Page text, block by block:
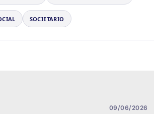
SOCIETARIO
09/06/2026